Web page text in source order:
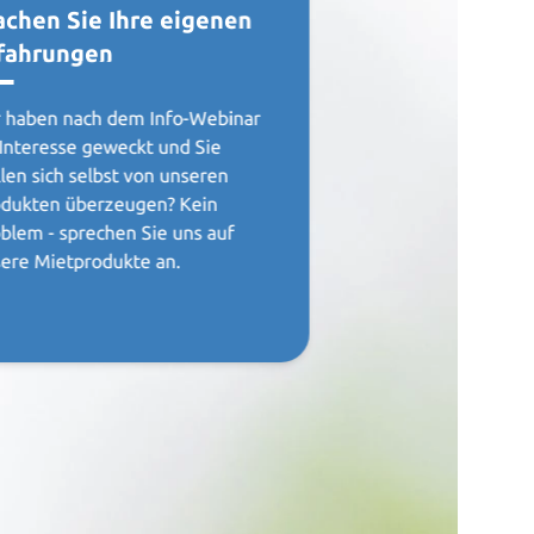
Sie Ihre eigenen
haben nach dem Info-Webinar
geweckt und Sie
sich selbst von unseren
überzeugen? Kein
- sprechen Sie uns auf
Mietprodukte an.